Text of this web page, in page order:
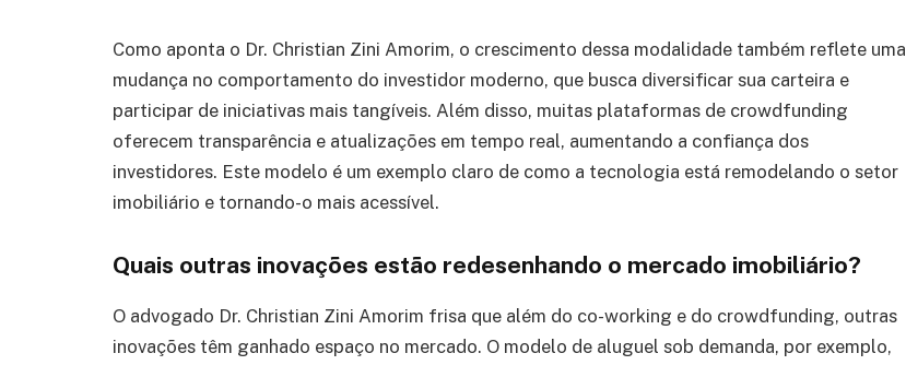
Como aponta o Dr. Christian Zini Amorim, o crescimento dessa modalidade também reflete uma
mudança no comportamento do investidor moderno, que busca diversificar sua carteira e
participar de iniciativas mais tangíveis. Além disso, muitas plataformas de crowdfunding
oferecem transparência e atualizações em tempo real, aumentando a confiança dos
investidores. Este modelo é um exemplo claro de como a tecnologia está remodelando o setor
imobiliário e tornando-o mais acessível.
Quais outras inovações estão redesenhando o mercado imobiliário?
O advogado Dr. Christian Zini Amorim frisa que além do co-working e do crowdfunding, outras
inovações têm ganhado espaço no mercado. O modelo de aluguel sob demanda, por exemplo,